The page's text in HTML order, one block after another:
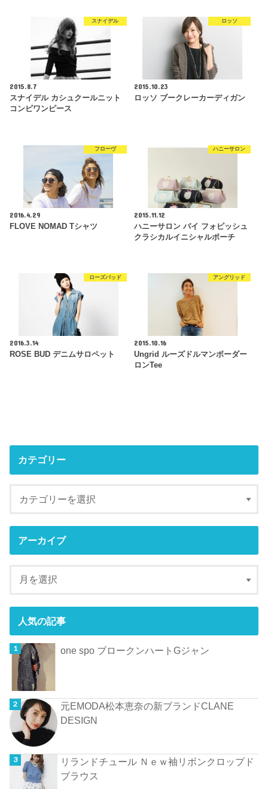
スナイデル
2015.8.7
スナイデル カシュクールニット
コンビワンピース
ロッソ
2015.10.23
ロッソ ブークレーカーディガン
フローヴ
2016.4.29
FLOVE NOMAD Tシャツ
ハニーサロン
2015.11.12
ハニーサロン バイ フォピッシュ
クラシカルイニシャルポーチ
ローズバッド
2016.3.14
ROSE BUD デニムサロペット
アングリッド
2015.10.16
Ungrid ルーズドルマンボーダー
ロンTee
カテゴリー
アーカイブ
人気の記事
one spo ブロークンハートGジャン
元EMODA松本恵奈の新ブランドCLANE
DESIGN
リランドチュール Ｎｅｗ袖リボンクロップド
ブラウス